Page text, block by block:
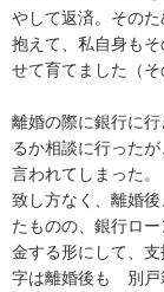
やして返済。その
抱えて、私自身も
せて育てました（そ
離婚の際に銀行に
るか相談に行った
言われてしまった。
致し方なく、離婚
たものの、銀行ロ
金する形にして、
字は離婚後も　別戸